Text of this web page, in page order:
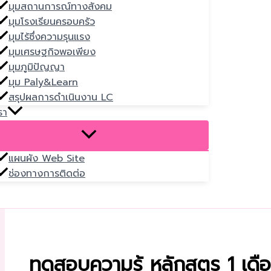
มุมสถานการณ์ทางสังคม
มุมโรงเรียนครอบครัว
มุมไร้ซึ่งความรุนแรง
มุมเศรษฐกิจพอเพียง
มุมภูมิปัญญา
มุม Paly&Learn
สรุปผลการดำเนินงาน LC
แผนผัง Web Site
ช่องทางการติดต่อ
ทดสอบความรู้ หลักสูตร 1 เดื